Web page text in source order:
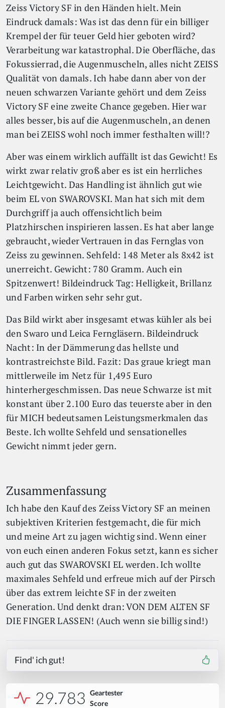
Zeiss Victory SF in den Händen hielt. Mein
Eindruck damals: Was ist das denn für ein billiger
Krempel der für teuer Geld hier geboten wird?
Verarbeitung war katastrophal. Die Oberfläche, das
Fokussierrad, die Augenmuscheln, alles nicht ZEISS
Qualität von damals. Ich habe dann aber von der
neuen schwarzen Variante gehört und dem Zeiss
Victory SF eine zweite Chance gegeben. Hier war
alles besser, bis auf die Augenmuscheln, an denen
man bei ZEISS wohl noch immer festhalten will!?
Aber was einem wirklich auffällt ist das Gewicht! Es
wirkt zwar relativ groß aber es ist ein herrliches
Leichtgewicht. Das Handling ist ähnlich gut wie
beim EL von SWAROVSKI. Man hat sich mit dem
Durchgriff ja auch offensichtlich beim
Platzhirschen inspirieren lassen. Es hat aber lange
gebraucht, wieder Vertrauen in das Fernglas von
Zeiss zu gewinnen. Sehfeld: 148 Meter als 8x42 ist
unerreicht. Gewicht: 780 Gramm. Auch ein
Spitzenwert! Bildeindruck Tag: Helligkeit, Brillanz
und Farben wirken sehr sehr gut.
Das Bild wirkt aber insgesamt etwas kühler als bei
den Swaro und Leica Ferngläsern. Bildeindruck
Nacht: In der Dämmerung das hellste und
kontrastreichste Bild. Fazit: Das graue kriegt man
mittlerweile im Netz für 1,495 Euro
hinterhergeschmissen. Das neue Schwarze ist mit
konstant über 2.100 Euro das teuerste aber in den
für MICH bedeutsamen Leistungsmerkmalen das
Beste. Ich wollte Sehfeld und sensationelles
Gewicht nimmt jeder gern.
Zusammenfassung
Ich habe den Kauf des Zeiss Victory SF an meinen
subjektiven Kriterien festgemacht, die für mich
und meine Art zu jagen wichtig sind. Wenn einer
von euch einen anderen Fokus setzt, kann es sicher
auch gut das SWAROVSKI EL werden. Ich wollte
maximales Sehfeld und erfreue mich auf der Pirsch
über das extrem leichte SF in der zweiten
Generation. Und denkt dran: VON DEM ALTEN SF
DIE FINGER LASSEN! (Auch wenn sie billig sind!)
Find' ich gut!
29.783 Geartester
Score